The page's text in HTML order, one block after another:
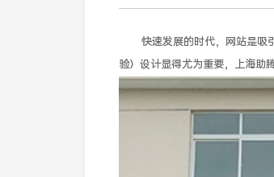
快速发展的时代，网站是吸
验）设计显得尤为重要，上海助